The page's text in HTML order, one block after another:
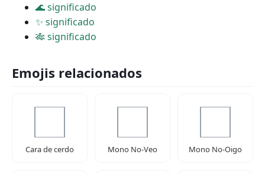
🌊 significado
✨ significado
🎋 significado
Emojis relacionados
Cara de cerdo Mono No-Veo Mono No-Oigo